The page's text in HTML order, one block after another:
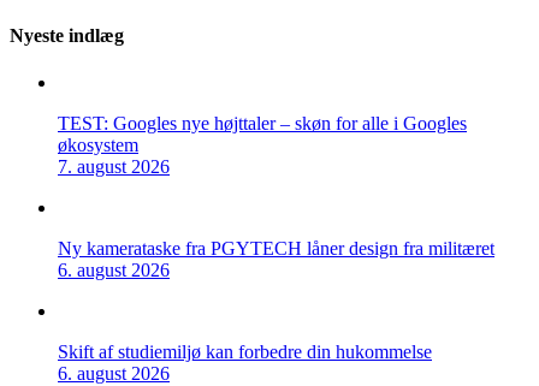
Nyeste indlæg
TEST: Googles nye højttaler – skøn for alle i Googles
økosystem
7. august 2026
Ny kamerataske fra PGYTECH låner design fra militæret
6. august 2026
Skift af studiemiljø kan forbedre din hukommelse
6. august 2026